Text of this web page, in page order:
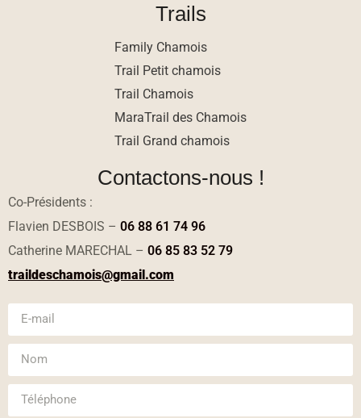
Trails
Family Chamois
Trail Petit chamois
Trail Chamois
MaraTrail des Chamois
Trail Grand chamois
Contactons-nous !
Co-Présidents :
Flavien DESBOIS – 06 88 61 74 96
Catherine MARECHAL – 06 85 83 52 79
traildeschamois@gmail.com